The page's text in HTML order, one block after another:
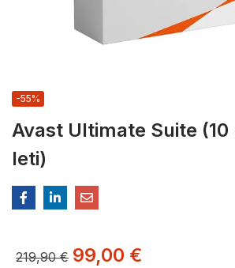
Avast Ultimate Suite
leti)
-55%
219,90€ 99,00 €